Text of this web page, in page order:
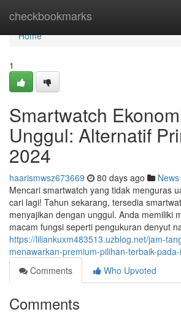
checkbookmarks
Home
Home
1
Smartwatch
Unggul: Alternatif
2024
haarismwsz673669 80 days ago News
Mencari smartwatch yang tidak menguras
cari lagi! Tahun sekarang, tersedia
menyajikan dengan unggul. Anda memiliki
macam fungsi seperti pengukuran denyut
https://liliankuxm483513.uzblog.net/jam-
menawarkan-premium-pilihan-terbaik-
Comments
Who Upvoted
Comments